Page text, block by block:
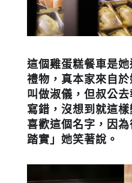
這個雞蛋糕餐車是
禮物，真本家來自
叫做淑儀，但叔公
寫錯，沒想到就這
喜歡這個名字，因
踏實」她笑著說。